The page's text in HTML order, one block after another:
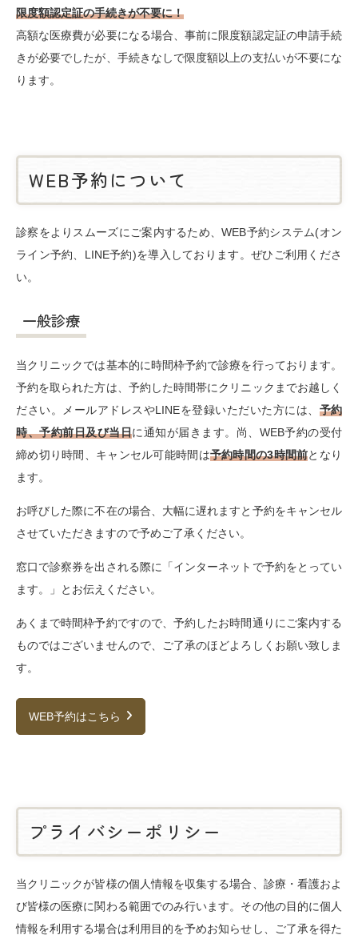
限度額認定証の手続きが不要に！
高額な医療費が必要になる場合、事前に限度額認定証の申請手続
きが必要でしたが、手続きなしで限度額以上の支払いが不要にな
ります。
WEB予約について
診察をよりスムーズにご案内するため、WEB予約システム(オン
ライン予約、LINE予約)を導入しております。ぜひご利用くださ
い。
一般診療
当クリニックでは基本的に時間枠予約で診療を行っております。
予約を取られた方は、予約した時間帯にクリニックまでお越しく
ださい。メールアドレスやLINEを登録いただいた方には、 予約
時、予約前日及び当日に通知が届きます。尚、WEB予約の受付
締め切り時間、キャンセル可能時間は予約時間の3時間前となり
ます。
お呼びした際に不在の場合、大幅に遅れますと予約をキャンセル
させていただきますので予めご了承ください。
窓口で診察券を出される際に「インターネットで予約をとってい
ます。」とお伝えください。
あくまで時間枠予約ですので、予約したお時間通りにご案内する
ものではございませんので、ご了承のほどよろしくお願い致しま
す。
WEB予約はこちら
プライバシーポリシー
当クリニックが皆様の個人情報を収集する場合、診療・看護およ
び皆様の医療に関わる範囲でのみ行います。その他の目的に個人
情報を利用する場合は利用目的を予めお知らせし、ご了承を得た